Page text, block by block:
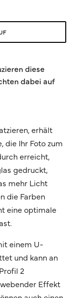
diese
dabei auf
erhält
die Ihr Foto zum
erreicht,
gedruckt,
mehr Licht
die Farben
eine optimale
einem U-
und kann an
2
Effekt